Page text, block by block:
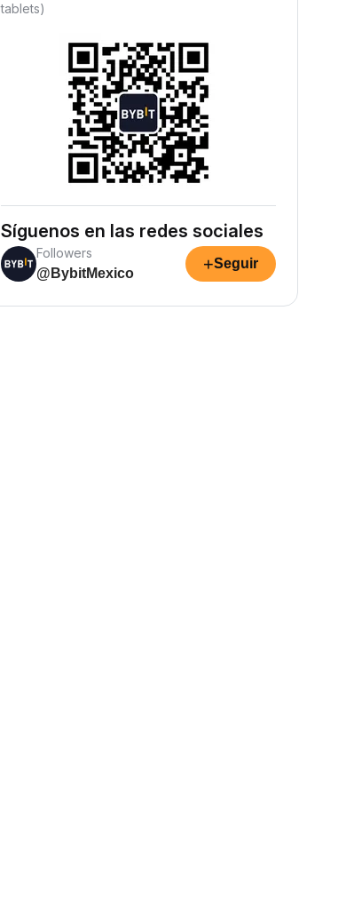
tablets)
Síguenos en las redes sociales
Followers
@BybitMexico
+Seguir